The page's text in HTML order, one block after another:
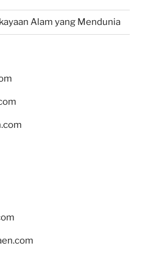
Alam yang Mendunia